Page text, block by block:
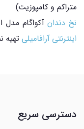
متراکم و کامپوزیت)
نخ دندانآکواگام مدل
اینترنتی آرافامیلیتهیه
دسترسی سریع